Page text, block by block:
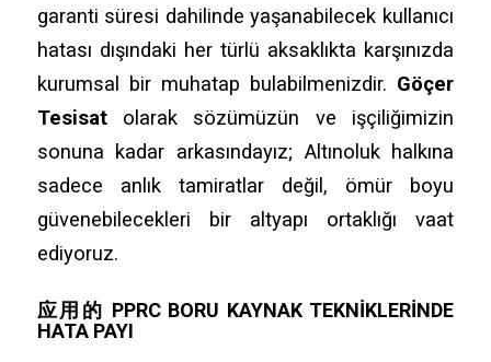
garanti süresi dahilinde yaşanabilecek kullanıcı
hatası dışındaki her türlü aksaklıkta karşınızda
kurumsal bir muhatap bulabilmenizdir. Göçer
Tesisatolarak sözümüzün ve işçiliğimizin
sonuna kadar arkasındayız; Altınoluk halkına
sadece anlık tamiratlar değil, ömür boyu
güvenebilecekleri bir altyapı ortaklığı vaat
ediyoruz.
应用的 PPRC BORU KAYNAK TEKNIKLERINDE
HATA PAYI